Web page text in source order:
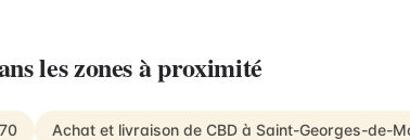
les zones à proximité
Achat et livraison de CBD à Saint-Georges-de-